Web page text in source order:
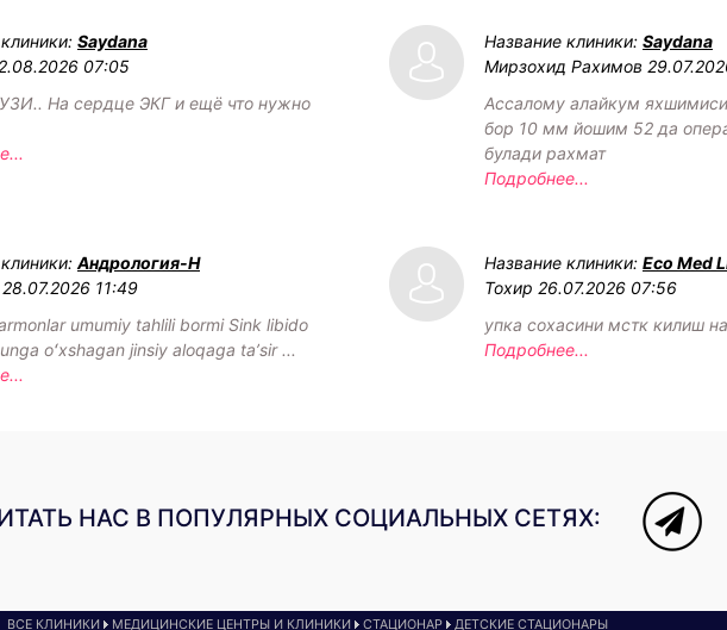
Saydana
07:05
На сердце ЭКГ и ещё что нужно
Название клиники: Saydana
Мирзохид Рахимов
Ассалому алайкум
бор 10 мм йошим 52 да
булади рахмат
Подробнее...
Андрология-Н
28.07.2026 11:49
umumiy tahlili bormi Sink libido
oʻxshagan jinsiy aloqaga taʼsir ...
Название клиники: Eco Med
Тохир 26.07.2026 07:56
упка сохасини мстк килиш
Подробнее...
НАС В ПОПУЛЯРНЫХ СОЦИАЛЬНЫХ СЕТЯХ:
ВСЕ КЛИНИКИ МЕДИЦИНСКИЕ ЦЕНТРЫ И КЛИНИКИ СТАЦИОНАР ДЕТСКИЕ СТАЦИОНАРЫ